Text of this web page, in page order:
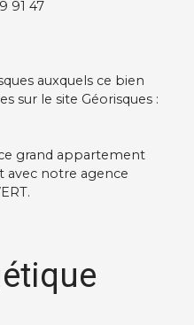
91 47
auxquels ce bien
sur le site Géorisques :
grand appartement
avec notre agence